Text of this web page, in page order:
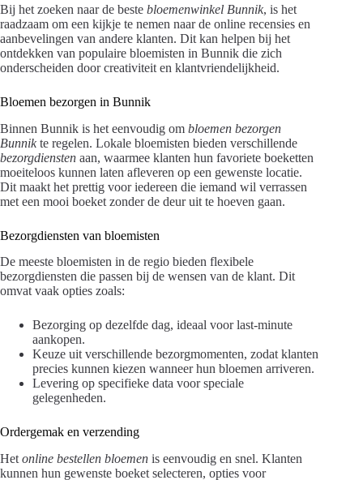
Bij het zoeken naar de beste bloemenwinkel Bunnik, is het
raadzaam om een kijkje te nemen naar de online recensies en
aanbevelingen van andere klanten. Dit kan helpen bij het
ontdekken van populaire bloemisten in Bunnik die zich
onderscheiden door creativiteit en klantvriendelijkheid.
Bloemen bezorgen in Bunnik
Binnen Bunnik is het eenvoudig om bloemen bezorgen
Bunnikte regelen. Lokale bloemisten bieden verschillende
bezorgdiensten aan, waarmee klanten hun favoriete boeketten
moeiteloos kunnen laten afleveren op een gewenste locatie.
Dit maakt het prettig voor iedereen die iemand wil verrassen
met een mooi boeket zonder de deur uit te hoeven gaan.
Bezorgdiensten van bloemisten
De meeste bloemisten in de regio bieden flexibele
bezorgdiensten die passen bij de wensen van de klant. Dit
omvat vaak opties zoals:
Bezorging op dezelfde dag, ideaal voor last-minute
aankopen.
Keuze uit verschillende bezorgmomenten, zodat klanten
precies kunnen kiezen wanneer hun bloemen arriveren.
Levering op specifieke data voor speciale
gelegenheden.
Ordergemak en verzending
Het online bestellen bloemen is eenvoudig en snel. Klanten
kunnen hun gewenste boeket selecteren, opties voor